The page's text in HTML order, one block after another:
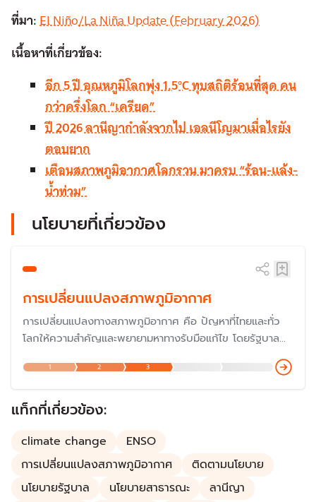
ที่มา:El Niño/La Niña Update (February 2026)
เนื้อหาที่เกี่ยวข้อง:
อีก 5 ปี อุณหภูมิโลกพุ่ง 1.5°C ทุบสถิติร้อนที่สุด คน
กว่าครึ่งโลก “เครียด”
ปี 2026 ลานีญากำลังจากไป เอลนีโญมาเมื่อไรยัง
ตอบยาก
เตือนสภาพภูมิอากาศโลกรวน มาครบ “ร้อน-แล้ง-
น้ำท่วม”
นโยบายที่เกี่ยวข้อง
การเปลี่ยนแปลงสภาพภูมิอากาศ
การเปลี่ยนแปลงทางสภาพภูมิอากาศ คือ ปัญหาที่ไทยและทั่ว
โลกให้ความสำคัญและพยายามหาทางรับมือแก้ไข โดยรัฐบาล
ประกาศสานต่อนโยบาย Carbon Neutrality (ความเป็นกลาง
ทางคาร์บอน) เพื่อให้ประเทศไทยเป็นผู้นำของอาเซียนในด้านการ
ลดการปล่อยก๊าซคาร์บอนไดออกไซด์ โดยในปี 2567 ได้เข้า
ร่วมประชุม COP29 เพื่อแสดงบทบาทความร่วมมือกับ
1 2 3
แท็กที่เกี่ยวข้อง:
climate change
ENSO
การเปลี่ยนแปลงสภาพภูมิอากาศ
ติดตามนโยบาย
นโยบายรัฐบาล
นโยบายสาธารณะ
ลานีญา